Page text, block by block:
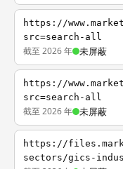
https://
src=search-all
截至 2026 年 未屏蔽
https://
src=search-all
截至 2026 年 未屏蔽
https://
sectors/gics-